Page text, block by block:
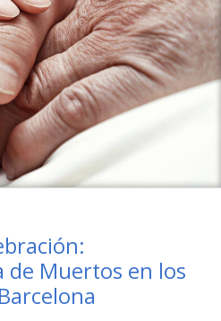
de Muertos en los